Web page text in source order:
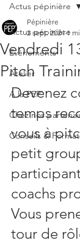
Actus pépinière
Evénements
Atelier
A la PEP'
Chez nos
Conseils &
Actus pépinière
Vendredi
Pitch
Pépinière
2 sept. 2024 1
Devenez
temps
vous à
petit
coachs
Vous
tour de